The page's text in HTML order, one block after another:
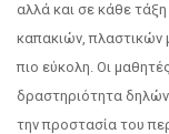
αλλά και σε κάθε
καπακιών, πλαστικών
πιο εύκολη. Οι
δραστηριότητα
την προστασία του